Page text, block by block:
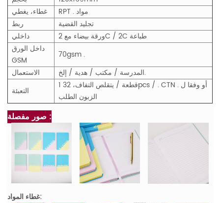
غطاء، يغطي
RPT . مواد
ربط
تجليد القضية
داخلي
ورقة بيضاء مع 2C / 2C طباعة
داخل الورق
GSM
70gsm .
الاستعمال
المدرسة / مكتب / هدية / إلخ.
التعبئة
1 قطعة / يتقلص التفاف، 32pcs / . CTN . أو وفقا ل
الزبون الطلب
صور مفصلة :
غطاء المواد: